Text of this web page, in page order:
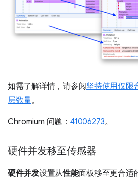
如需了解详情，请参阅坚持使用仅限
层数量。
Chromium 问题： 41006273。
硬件并发移至传感器
硬件并发设置从性能面板移至更合适